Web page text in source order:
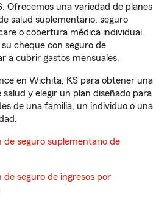
Ofrecemos una variedad de planes
salud suplementario, seguro
o cobertura médica individual.
cheque con seguro de
a cubrir gastos mensuales.
en Wichita, KS para obtener una
y elegir un plan diseñado para
de una familia, un individuo o una
de seguro suplementario de
de seguro de ingresos por